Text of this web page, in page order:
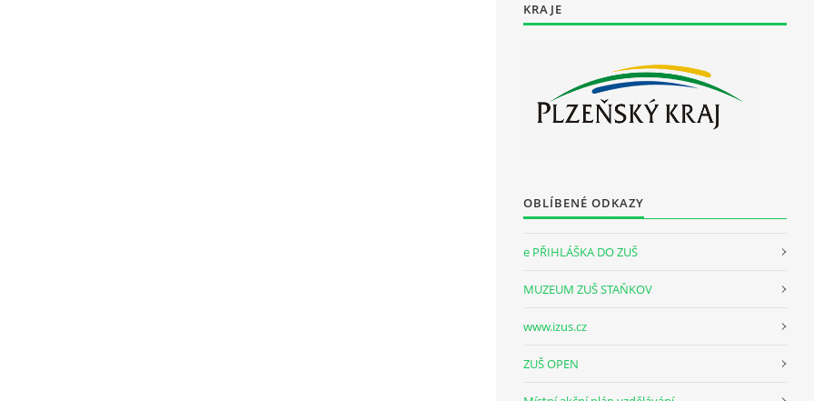
KRAJE
OBLÍBENÉ ODKAZY
e PŘIHLÁŠKA DO ZUŠ
MUZEUM ZUŠ STAŇKOV
www.izus.cz
ZUŠ OPEN